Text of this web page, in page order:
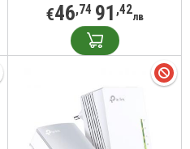
€46,74 91 ,42лв